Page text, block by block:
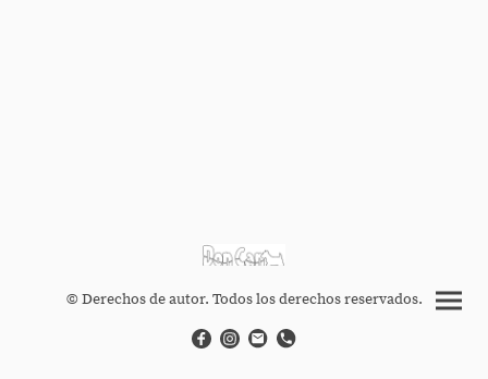
© Derechos de autor. Todos los derechos reservados.